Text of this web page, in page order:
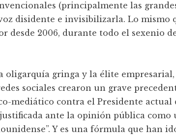
(principalmente las
disidente e invisibilizarla. Lo mismo
desde 2006, durante todo el sexenio
oligarquía gringa y la élite
sociales crearon un grave
mediático contra el Presidente actual
ante la opinión pública como
Y es una fórmula que han